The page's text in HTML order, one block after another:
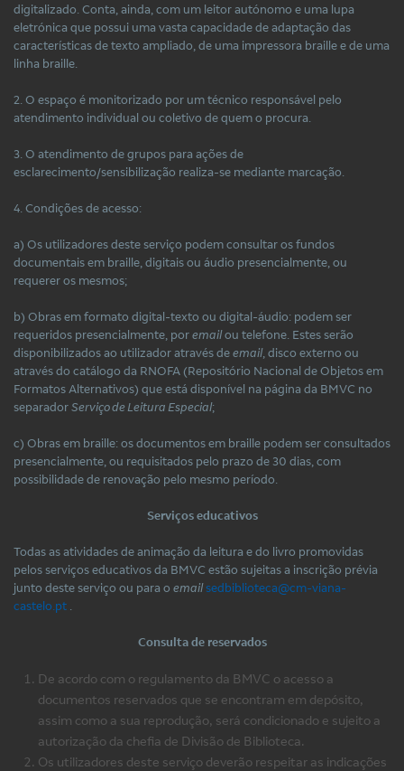
digitalizado. Conta, ainda, com um leitor autónomo e uma lupa
eletrónica que possui uma vasta capacidade de adaptação das
características de texto ampliado, de uma impressora braille e de uma
linha braille.
2. O espaço é monitorizado por um técnico responsável pelo
atendimento individual ou coletivo de quem o procura.
3. O atendimento de grupos para ações de
esclarecimento/sensibilização realiza-se mediante marcação.
4. Condições de acesso:
a) Os utilizadores deste serviço podem consultar os fundos
documentais em braille, digitais ou áudio presencialmente, ou
requerer os mesmos;
b) Obras em formato digital-texto ou digital-áudio: podem ser
requeridos presencialmente, poremailou telefone. Estes serão
disponibilizados ao utilizador através deemail, disco externo ou
através do catálogo da RNOFA (Repositório Nacional de Objetos em
Formatos Alternativos) que está disponível na página da BMVC no
separadorServiço de Leitura Especial;
c) Obras em braille: os documentos em braille podem ser consultados
presencialmente, ou requisitados pelo prazo de 30 dias, com
possibilidade de renovação pelo mesmo período.
Serviços educativos
Todas as atividades de animação da leitura e do livro promovidas
pelos serviços educativos da BMVC estão sujeitas a inscrição prévia
junto deste serviço ou para o emailsedbiblioteca@cm-viana-
castelo.pt
Consulta de reservados
De acordo com o regulamento da BMVC o acesso a
documentos reservados que se encontram em depósito,
assim como a sua reprodução, será condicionado e sujeito a
autorização da chefia de Divisão de Biblioteca.
Os utilizadores deste serviço deverão respeitar as indicações